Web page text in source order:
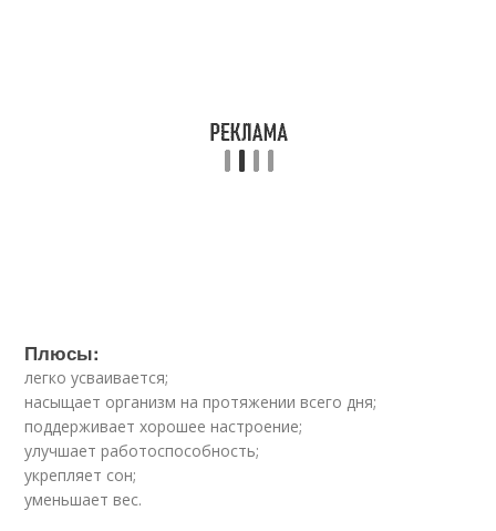
Плюсы:
легко усваивается;
насыщает организм на протяжении всего дня;
поддерживает хорошее настроение;
улучшает работоспособность;
укрепляет сон;
уменьшает вес.